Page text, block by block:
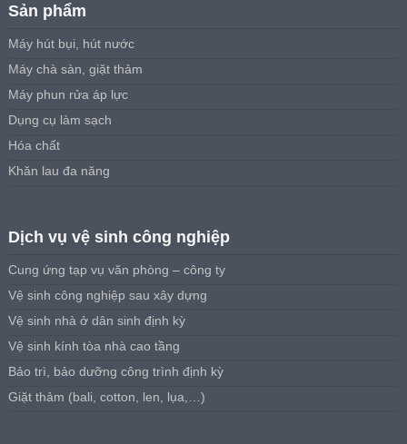
Sản phẩm
Máy hút bụi, hút nước
Máy chà sàn, giặt thảm
Máy phun rửa áp lực
Dụng cụ làm sạch
Hóa chất
Khăn lau đa năng
Dịch vụ vệ sinh công nghiệp
Cung ứng tạp vụ văn phòng – công ty
Vệ sinh công nghiệp sau xây dựng
Vệ sinh nhà ở dân sinh định kỳ
Vệ sinh kính tòa nhà cao tầng
Bảo trì, bảo dưỡng công trình định kỳ
Giặt thảm (bali, cotton, len, lụa,…)